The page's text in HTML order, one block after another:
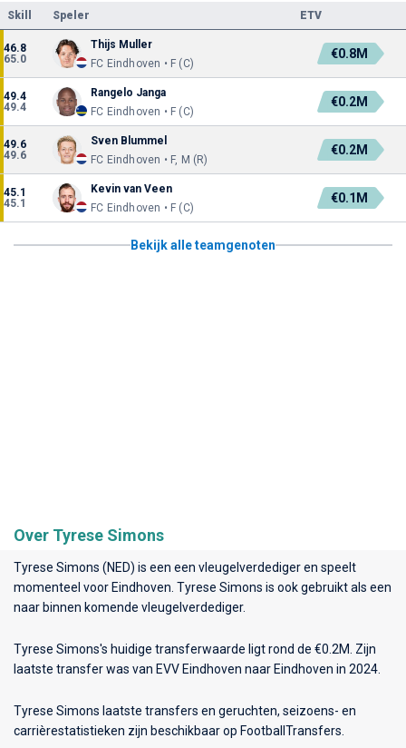
Skill Speler ETV
46.8
65.0
Thijs Muller
FC Eindhoven • F (C)
€0.8M
49.4
49.4
Rangelo Janga
FC Eindhoven • F (C)
€0.2M
49.6
49.6
Sven Blummel
FC Eindhoven • F, M (R)
€0.2M
45.1
45.1
Kevin van Veen
FC Eindhoven • F (C)
€0.1M
Bekijk alle teamgenoten
Over Tyrese Simons
Tyrese Simons (NED) is een een vleugelverdediger en speelt
momenteel voor Eindhoven . Tyrese Simons is ook gebruikt als een
naar binnen komende vleugelverdediger.
Tyrese Simons's huidige transferwaarde ligt rond de €0.2M. Zijn
laatste transfer was van EVV Eindhoven naar Eindhoven in 2024.
Tyrese Simons laatste transfers en geruchten, seizoens- en
carrièrestatistieken zijn beschikbaar op FootballTransfers.